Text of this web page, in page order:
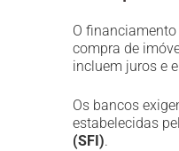
O
compra de
incluem juros e
Os bancos
estabelecidas
(SFI).